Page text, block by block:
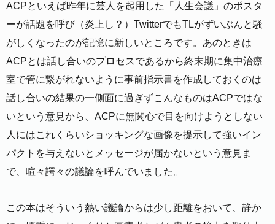
ACPといえば昨年に芸人を起用した「人生会議」のポスタ
ーが話題を呼び（炎上し？）TwitterでもTLがずいぶんと騒
がしくなったのが記憶に新しいところです。あのときは
ACPとは話し合いのプロセスであるから終末期に集中治療
室で管に繋がれないように事前指示書を作成しておくのは
話し合いの結果の一側面に過ぎずこんなものはACPではな
いという意見から、ACPに無関心で目を向けようとしない
人にはこれくらいショッキングな画像を提示して強いイン
パクトを与えないとメッセージが届かないという意見ま
で、喧々諤々の議論を呼んでいました。
この本はそういう熱い議論からは少し距離をおいて、静か